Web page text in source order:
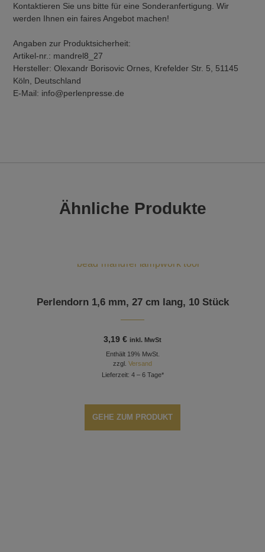
Kontaktieren Sie uns bitte für eine Sonderanfertigung. Wir
werden Ihnen ein faires Angebot machen!
Angaben zur Produktsicherheit:
Artikel-nr.: mandrel8_27
Hersteller: Olexandr Borisovic Ornes, Krefelder Str. 5, 51145
Köln, Deutschland
E-Mail: info@perlenpresse.de
Ähnliche Produkte
Perlendorn 1,6 mm, 27 cm lang, 10 Stück
3,19€ inkl. MwSt
Enthält 19% MwSt.
zzgl.Versand
Lieferzeit: 4 – 6 Tage*
GEHE ZUM PRODUKT